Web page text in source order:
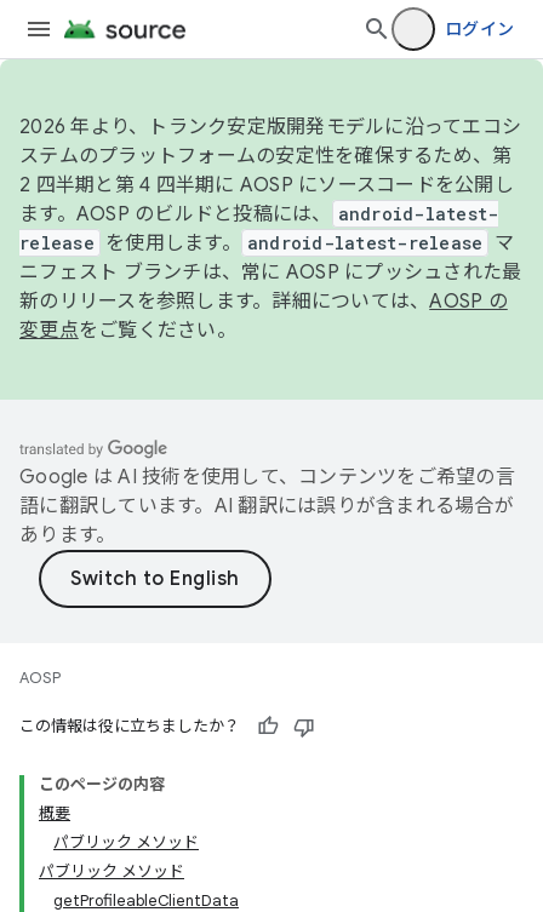
ログイン
2026 年より、トランク安定版開発モデルに沿ってエコシ
ステムのプラットフォームの安定性を確保するため、第
2 四半期と第 4 四半期に AOSP にソースコードを公開し
ます。AOSP のビルドと投稿には、
android-latest-
release
を使用します。 android-latest-release
マ
ニフェスト ブランチは、常に AOSP にプッシュされた最
新のリリースを参照します。詳細については、AOSP の
変更点をご覧ください。
Google は AI 技術を使用して、コンテンツをご希望の言
語に翻訳しています。AI 翻訳には誤りが含まれる場合が
あります。
AOSP
この情報は役に立ちましたか？
このページの内容
概要
パブリック メソッド
パブリック メソッド
getProfileableClientData